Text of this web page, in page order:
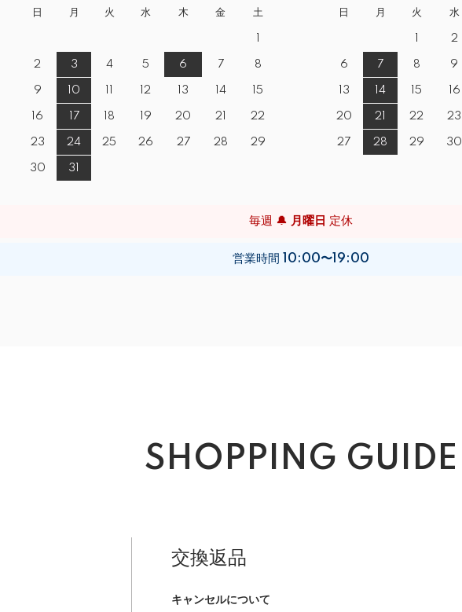
日 月 火 水 木 金 土
2 3 4 5 6 7 8
9 10 12 13 14 15
16 17 18 19 20 21 22
23 24 25 26 27 28 29
30 31
日 月 火 水
2
6 7 8 9
13 14 15 16
20 21 22 23
27 28 29 30
毎週 🔔 月曜日 定休
営業時間 10:00〜19:00
SHOPPING GUIDE
交換返品
キャンセルについて